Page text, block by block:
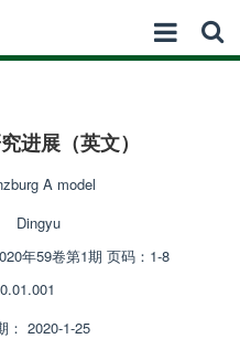
进展（英文）
A model
Dingyu
年59卷第1期 页码：1-8
： 2020-1-25